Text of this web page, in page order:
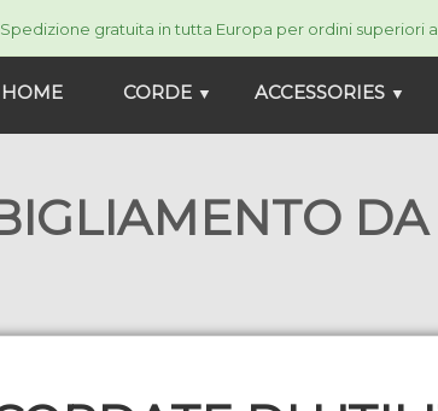
Spedizione gratuita in tutta Europa per ordini superiori
HOME CORDE ▼ ACCESSORIES ▼
con i nostri capi di abbigliamento e le